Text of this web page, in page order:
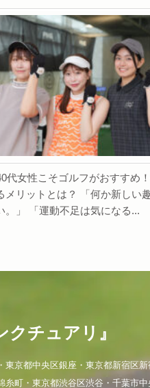
代女性こそゴルフがおすすめ
メリットとは？ 「何か新しい
。」 「運動不足は気になる...
チュアリ』
京都中央区銀座・東京都新宿区
町・東京都渋谷区渋谷・千葉市